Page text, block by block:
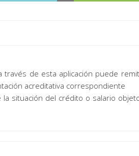
través de esta aplicación puede
acreditativa correspondiente
situación del crédito o salario